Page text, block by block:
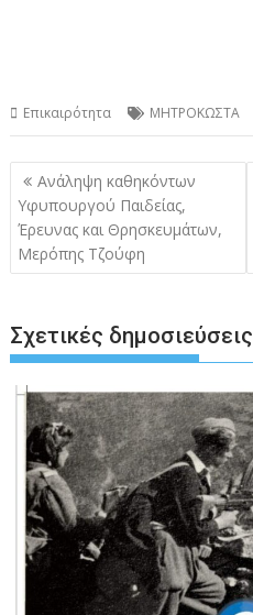
Επικαιρότητα ΜΗΤΡΟΚΩΣΤΑ
Πλοήγηση
άρθρων
Ανάληψη καθηκόντων
Υφυπουργού Παιδείας,
Έρευνας και Θρησκευμάτων,
Μερόπης Τζούφη
Σχετικές δημοσιεύσεις